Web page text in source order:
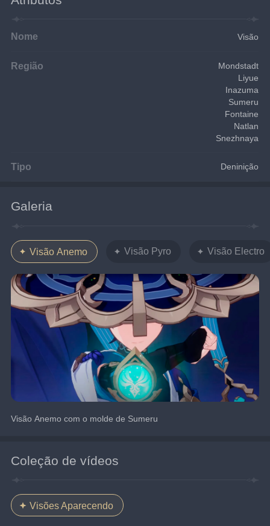
Nome Visão
Região
Mondstadt
Liyue
Inazuma
Sumeru
Fontaine
Natlan
Snezhnaya
Tipo Deninição
Galeria
Visão Anemo Visão Pyro Visão Electro
Visão Anemo com o molde de Sumeru
Coleção de vídeos
Visões Aparecendo